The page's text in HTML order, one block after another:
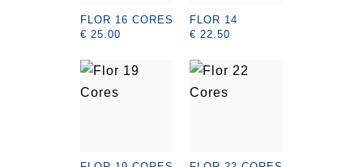
FLOR 16 CORES
€ 25.00
FLOR 14
€ 22.50